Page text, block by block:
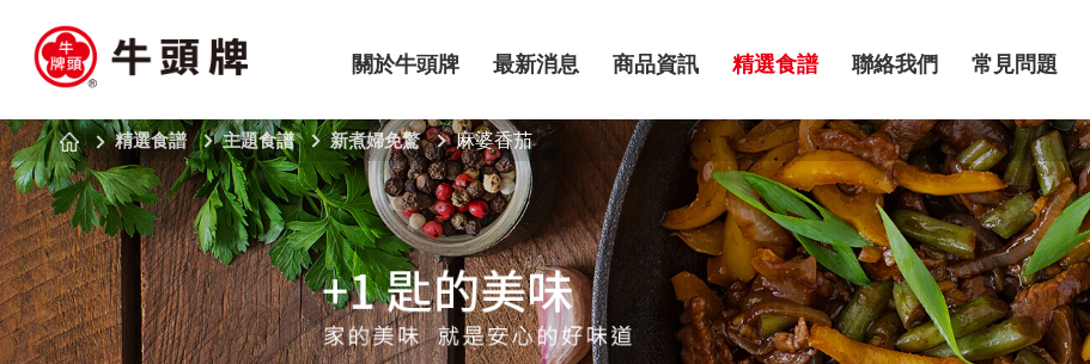
關於牛頭牌 最新消息 商品資訊 精選食譜 聯絡我們 常見問題
精選食譜 主題食譜 新煮婦免驚 麻婆香茄